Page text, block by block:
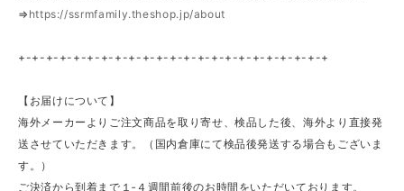
⇒ https://ssrmfamily.theshop.jp/about
+-+-+-+-+-+-+-+-+-+-+-+-+-+-+-+-+-+-+-+-+-+-+
【お届けについて】
海外メーカーよりご注文商品を取り寄せ、検品した後、海外より直接発
送させていただきます。（国内倉庫にて検品後発送する場合もございま
す。）
ご決済から到着まで１‐４週間前後のお時間をいただいております。